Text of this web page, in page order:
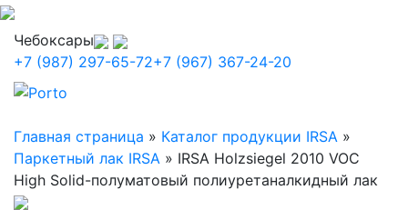
Чебоксары
+7 (987) 297-65-72+7 (967) 367-24-20
Главная страница » Каталог продукции IRSA »
Паркетный лак IRSA » IRSA Holzsiegel 2010 VOC
High Solid-полуматовый полиуретаналкидный лак